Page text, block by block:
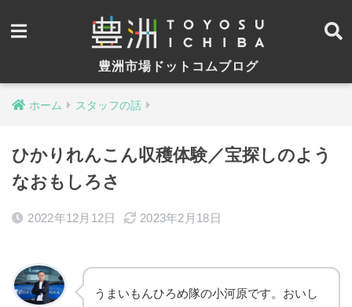
豊洲市場ドットコムブログ
ホーム スタッフの話
ひかりれんこん収穫体験／宝探しのよう
なおもしろさ
2022年12月12日 2023年2月18日
うまいもんひろめ隊の小河原です。おいし